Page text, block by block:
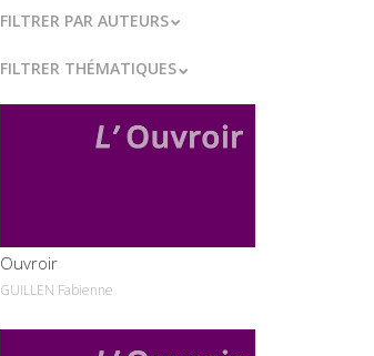
FILTRER PAR AUTEURS
FILTRER THÉMATIQUES
Ouvroir
GUILLEN Fabienne